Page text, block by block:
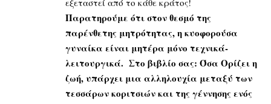
Παρατηρούμε ότι στον θεσμό της
παρένθετης μητρότητας, η κυοφορούσα
γυναίκα είναι μητέρα μόνο τεχνικά-
λειτουργικά. Στο βιβλίο σας: Όσα Ορίζει η
ζωή, υπάρχει μια αλληλουχία μεταξύ των
τεσσάρων κοριτσιών και της γέννησης ενός